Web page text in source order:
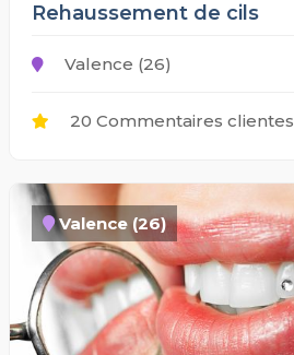
Rehaussement de cils
Valence (26)
20 Commentaires clientes
Valence (26)